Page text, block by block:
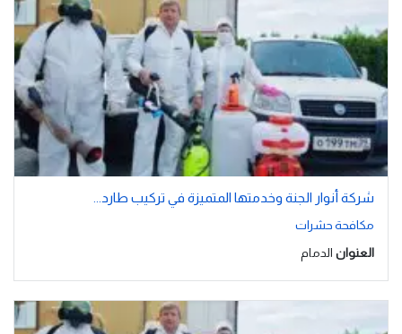
شركة أنوار الجنة وخدمتها المتميزة في تركيب طارد...
مكافحة حشرات
العنوان الدمام